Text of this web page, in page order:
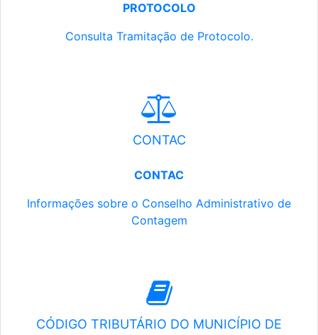
PROTOCOLO
Consulta Tramitação de Protocolo.
CONTAC
CONTAC
Informações sobre o Conselho Administrativo de
Contagem
CÓDIGO TRIBUTÁRIO DO MUNICÍPIO DE